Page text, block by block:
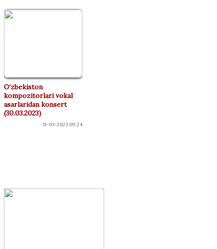
O‘zbekiston
kompozitorlari vokal
asarlaridan konsert
(30.03.2023)
31-03-2023 09:24